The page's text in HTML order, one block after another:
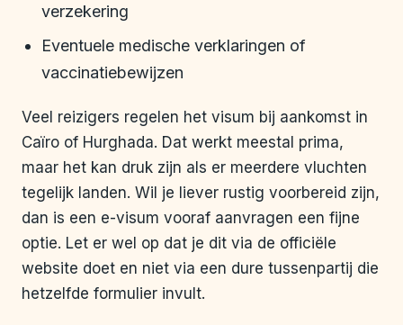
verzekering
Eventuele medische verklaringen of
vaccinatiebewijzen
Veel reizigers regelen het visum bij aankomst in
Caïro of Hurghada. Dat werkt meestal prima,
maar het kan druk zijn als er meerdere vluchten
tegelijk landen. Wil je liever rustig voorbereid zijn,
dan is een e-visum vooraf aanvragen een fijne
optie. Let er wel op dat je dit via de officiële
website doet en niet via een dure tussenpartij die
hetzelfde formulier invult.